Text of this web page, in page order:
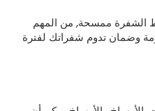
الشفرة ممسحة, من المهم
وضمان تدوم شفراتك لفترة